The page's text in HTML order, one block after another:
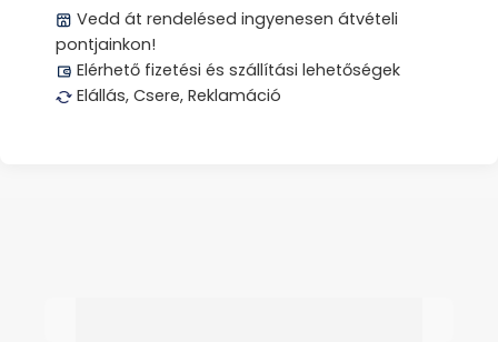
Vedd át rendelésed ingyenesen átvételi
pontjainkon!
Elérhető fizetési és szállítási lehetőségek
Elállás, Csere, Reklamáció